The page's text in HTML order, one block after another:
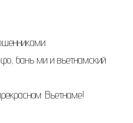
бань ми и вьетнамский
Вьетнаме!